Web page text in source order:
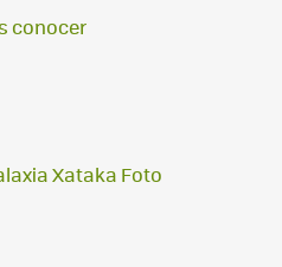
conocer
Xataka Foto